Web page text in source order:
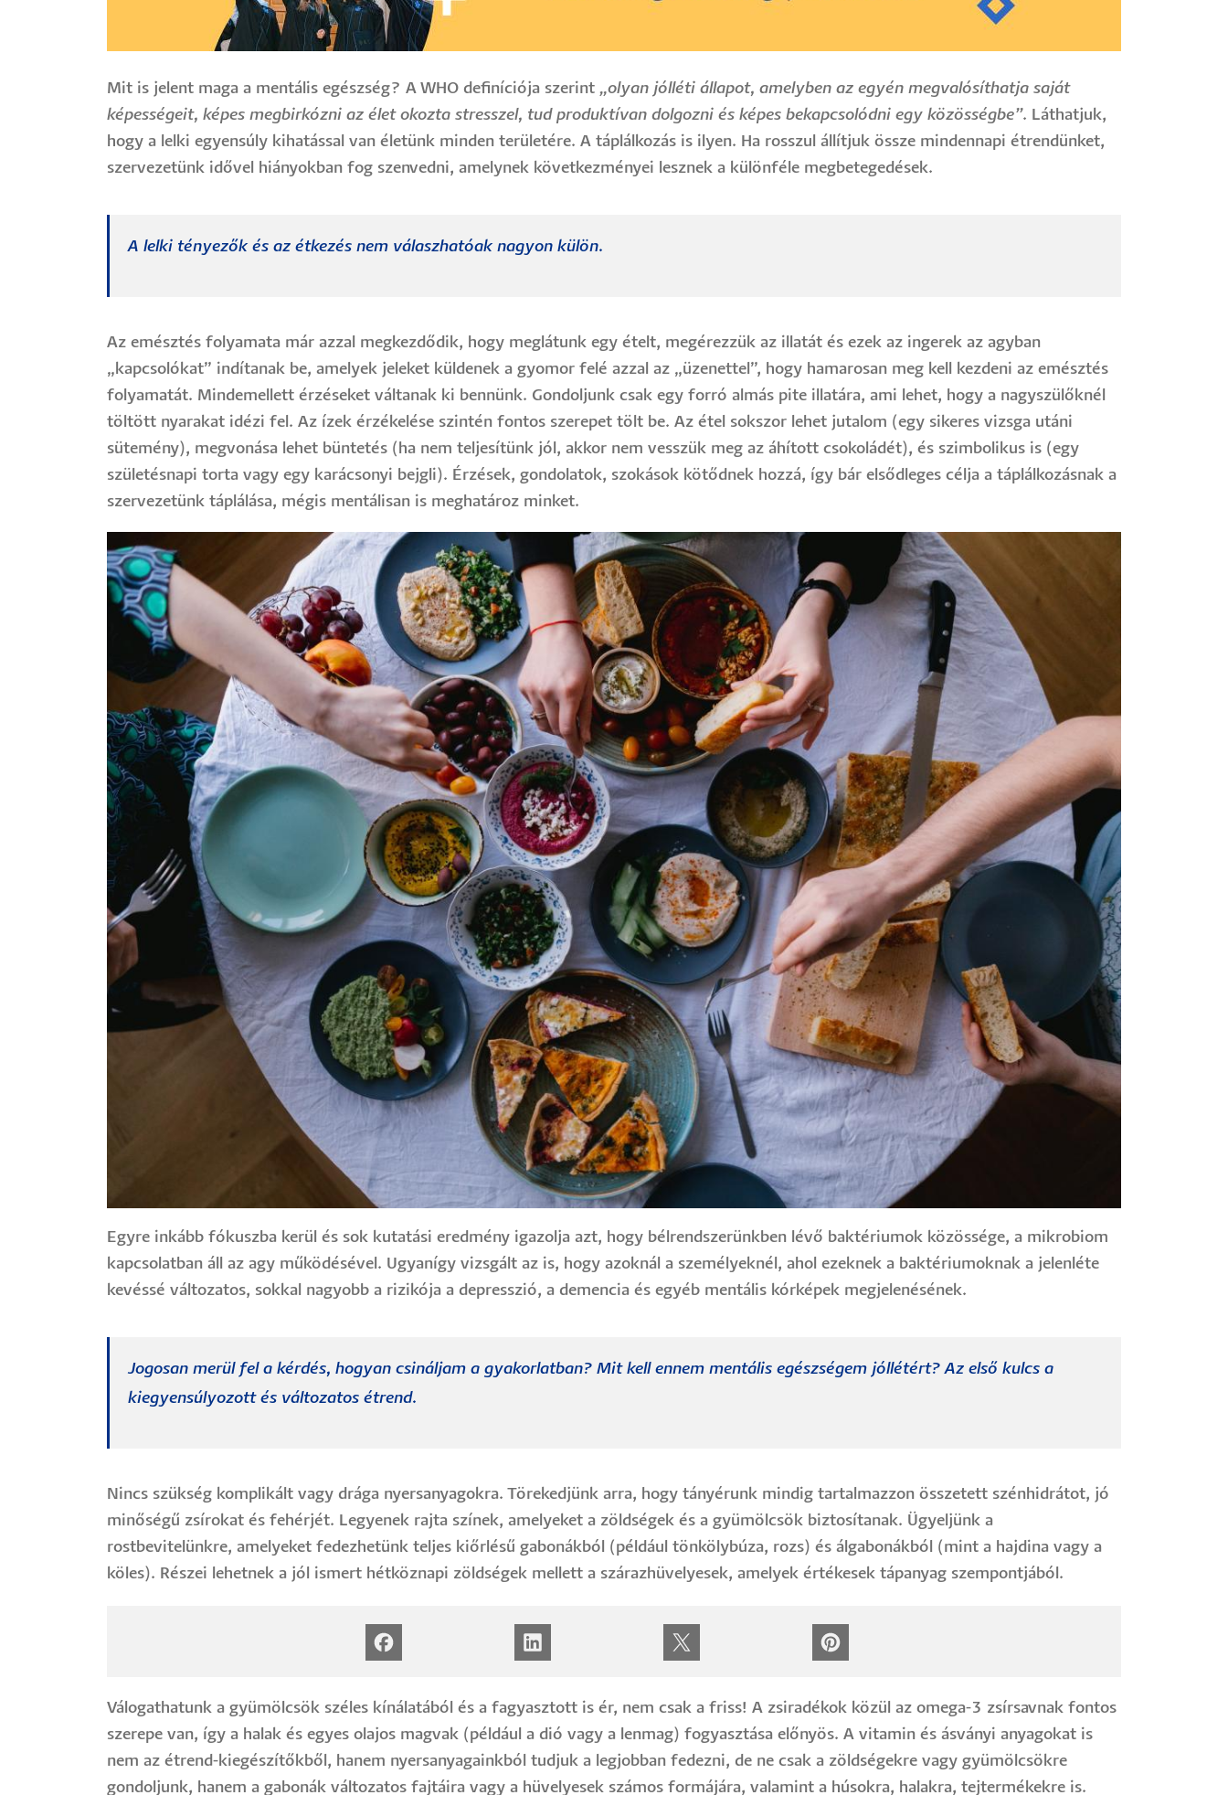
Mit is jelent maga a mentális egészség? A WHO definíciója szerint „olyan jólléti állapot, amelyben az egyén megvalósíthatja saját
képességeit, képes megbirkózni az élet okozta stresszel, tud produktívan dolgozni és képes bekapcsolódni egy közösségbe”. Láthatjuk,
hogy a lelki egyensúly kihatással van életünk minden területére. A táplálkozás is ilyen. Ha rosszul állítjuk össze mindennapi étrendünket,
szervezetünk idővel hiányokban fog szenvedni, amelynek következményei lesznek a különféle megbetegedések.
A lelki tényezők és az étkezés nem válaszhatóak nagyon külön.
Az emésztés folyamata már azzal megkezdődik, hogy meglátunk egy ételt, megérezzük az illatát és ezek az ingerek az agyban
„kapcsolókat” indítanak be, amelyek jeleket küldenek a gyomor felé azzal az „üzenettel”, hogy hamarosan meg kell kezdeni az emésztés
folyamatát. Mindemellett érzéseket váltanak ki bennünk. Gondoljunk csak egy forró almás pite illatára, ami lehet, hogy a nagyszülőknél
töltött nyarakat idézi fel. Az ízek érzékelése szintén fontos szerepet tölt be. Az étel sokszor lehet jutalom (egy sikeres vizsga utáni
sütemény), megvonása lehet büntetés (ha nem teljesítünk jól, akkor nem vesszük meg az áhított csokoládét), és szimbolikus is (egy
születésnapi torta vagy egy karácsonyi bejgli). Érzések, gondolatok, szokások kötődnek hozzá, így bár elsődleges célja a táplálkozásnak a
szervezetünk táplálása, mégis mentálisan is meghatároz minket.
Egyre inkább fókuszba kerül és sok kutatási eredmény igazolja azt, hogy bélrendszerünkben lévő baktériumok közössége, a mikrobiom
kapcsolatban áll az agy működésével. Ugyanígy vizsgált az is, hogy azoknál a személyeknél, ahol ezeknek a baktériumoknak a jelenléte
kevéssé változatos, sokkal nagyobb a rizikója a depresszió, a demencia és egyéb mentális kórképek megjelenésének.
Jogosan merül fel a kérdés, hogyan csináljam a gyakorlatban? Mit kell ennem mentális egészségem jóllétért? Az első kulcs a
kiegyensúlyozott és változatos étrend.
Nincs szükség komplikált vagy drága nyersanyagokra. Törekedjünk arra, hogy tányérunk mindig tartalmazzon összetett szénhidrátot, jó
minőségű zsírokat és fehérjét. Legyenek rajta színek, amelyeket a zöldségek és a gyümölcsök biztosítanak. Ügyeljünk a
rostbevitelünkre, amelyeket fedezhetünk teljes kiőrlésű gabonákból (például tönkölybúza, rozs) és álgabonákból (mint a hajdina vagy a
köles). Részei lehetnek a jól ismert hétköznapi zöldségek mellett a szárazhüvelyesek, amelyek értékesek tápanyag szempontjából.
Válogathatunk a gyümölcsök széles kínálatából és a fagyasztott is ér, nem csak a friss! A zsiradékok közül az omega-3 zsírsavnak fontos
szerepe van, így a halak és egyes olajos magvak (például a dió vagy a lenmag) fogyasztása előnyös. A vitamin és ásványi anyagokat is
nem az étrend-kiegészítőkből, hanem nyersanyagainkból tudjuk a legjobban fedezni, de ne csak a zöldségekre vagy gyümölcsökre
gondoljunk, hanem a gabonák változatos fajtáira vagy a hüvelyesek számos formájára, valamint a húsokra, halakra, tejtermékekre is.